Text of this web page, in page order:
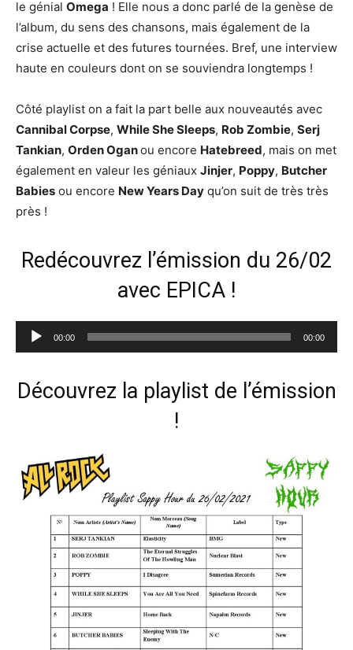
le génial Omega ! Elle nous a donc parlé de la genèse de
l’album, du sens des chansons, mais également de la
crise actuelle et des futures tournées. Bref, une interview
haute en couleurs dont on se souviendra longtemps !
Côté playlist on a fait la part belle aux nouveautés avec
Cannibal Corpse, While She Sleeps, Rob Zombie, Serj
Tankian, Orden Oganou encore Hatebreed, mais on met
également en valeur les géniaux Jinjer, Poppy, Butcher
Babies ou encore New Years Day qu’on suit de très très
près !
Redécouvrez l’émission du 26/02
avec EPICA !
Lecteur
audio
00:00 00:00
Découvrez la playlist de l’émission
!